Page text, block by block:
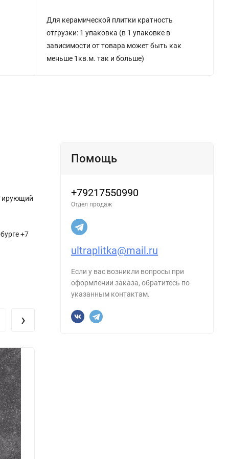
Для керамической плитки кратность
отгрузки: 1 упаковка (в 1 упаковке в
зависимости от товара может быть как
меньше 1кв.м. так и больше)
+7
›
Помощь
+79217550990
Отдел продаж
ultraplitka@mail.ru
Если у вас возникли вопросы при
оформлении заказа, обратитесь по
указанным контактам.